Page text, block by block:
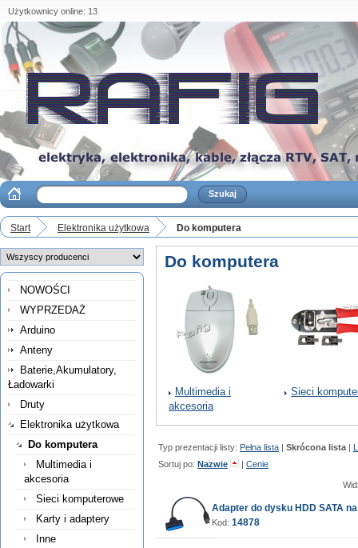
Użytkownicy online: 13
Start Elektronika użytkowa Do komputera
NOWOŚCI
WYPRZEDAŻ
Arduino
Anteny
Baterie,Akumulatory,
Ładowarki
Druty
Elektronika użytkowa
Do komputera
Multimedia i
akcesoria
Sieci komputerowe
Karty i adaptery
Inne
Do komputera
Multimedia i
akcesoria
Sieci
Typ prezentacji listy: Pełna lista | Skrócona lista |
Sortuj po: Nazwie | Cenie
Adapter do dysku HDD SATA
Kod: 14878